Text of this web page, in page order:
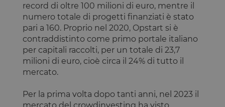
record di oltre 100 milioni di euro, mentre il
numero totale di progetti finanziati è stato
pari a 160. Proprio nel 2020, Opstart si è
contraddistinto come primo portale italiano
per capitali raccolti, per un totale di 23,7
milioni di euro, cioè circa il 24% di tutto il
mercato.
Per la prima volta dopo tanti anni, nel 2023 il
tADu
Archiviazione
locale
tPL
Archiviazione
locale
tTf
Archiviazione
locale
t3D
_gcl_ls
Archiviazione
locale